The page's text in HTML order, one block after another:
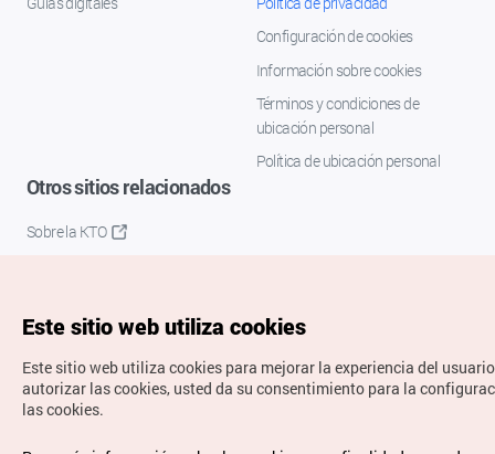
Configuración de cookies
Información sobre cookies
Términos y condiciones de
ubicación personal
Política de ubicación personal
Otros sitios relacionados
Sobre la KTO
Copyrights © Organización de Turismo de Corea. Todos los
Este sitio web utiliza cookies
Este sitio web utiliza cookies para mejorar la experiencia del
autorizar las cookies, usted da su consentimiento para la
las cookies.